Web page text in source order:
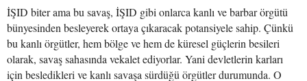
İŞID biter ama bu savaş, İŞID gibi onlarca kanlı ve barbar örgütü
bünyesinden besleyerek ortaya çıkaracak potansiyele sahip. Çünkü
bu kanlı örgütler, hem bölge ve hem de küresel güçlerin besileri
olarak, savaş sahasında vekalet ediyorlar. Yani devletlerin karları
için besledikleri ve kanlı savaşa sürdüğü örgütler durumunda. O